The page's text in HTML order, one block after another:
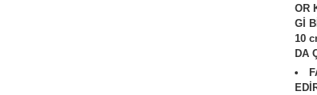
OR
Gİ
10
DA